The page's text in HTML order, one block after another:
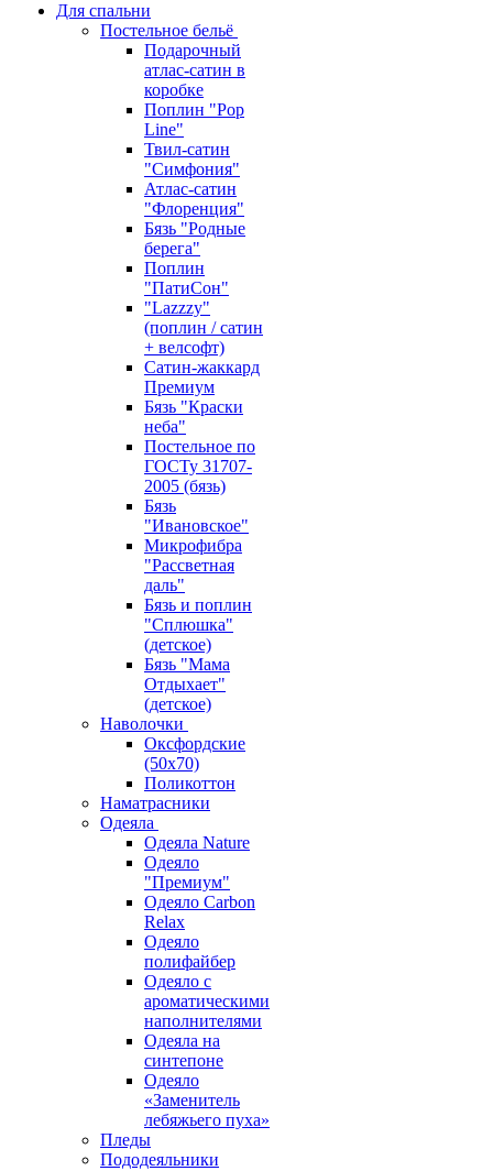
Для спальни
Постельное бельё
Подарочный
атлас-сатин в
коробке
Поплин "Pop
Line"
Твил-сатин
"Симфония"
Атлас-сатин
"Флоренция"
Бязь "Родные
берега"
Поплин
"ПатиСон"
"Lazzzy"
(поплин / сатин
+ велсофт)
Сатин-жаккард
Премиум
Бязь "Краски
неба"
Постельное по
ГОСТу 31707-
2005 (бязь)
Бязь
"Ивановское"
Микрофибра
"Рассветная
даль"
Бязь и поплин
"Сплюшка"
(детское)
Бязь "Мама
Отдыхает"
(детское)
Наволочки
Оксфордские
(50х70)
Поликоттон
Наматрасники
Одеяла
Одеяла Nature
Одеяло
"Премиум"
Одеяло Carbon
Relax
Одеяло
полифайбер
Одеяло с
ароматическими
наполнителями
Одеяла на
синтепоне
Одеяло
«Заменитель
лебяжьего пуха»
Пледы
Пододеяльники